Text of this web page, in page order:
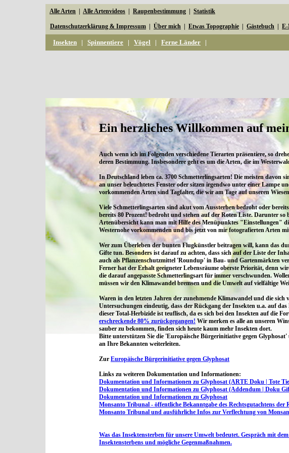
Alle Arten Alle Artenvideos Raupenbestimmung Statistik
Datenschutzerklärung & Impressum Über mich Etwas Topographie Gästebuch
Insekten | Spinnentiere | Vögel | Ferne Länder |
Ein herzliches Willkommen auf
Auch wenn ich im Folgenden verschiedene Tierarten präsentiere, so
deren Bestimmung. Insbesondere geht es um die Arten, die im
In Deutschland leben ca. 3700 Schmetterlingsarten! Die meisten davon
an unser beleuchtetes Fenster oder sitzen irgendwo unter einer Lampe
vorkommenden Arten sind Tagfalter, die wir am Tage auf unseren
Viele Schmetterlingsarten sind akut vom Aussterben bedroht oder
bereits 80 Prozent! bedroht und stehen auf der Roten Liste. Darunter
Artenübersicht kann man mit Hilfe des Menüpunktes "Einstellungen"
Westernohe vorkommenden und bis jetzt von mir fotografierten Arten
Wer zum Überleben der bunten Flugkünstler beitragen will, kann das
Gifte tun. Besonders ist darauf zu achten, dass sich auf der Liste der
auch als Pflanzenschutzmittel 'Roundup' in Bau- und Gartenmärkten
Ferner hat der Erhalt geeigneter Lebensräume oberste Priorität, denn
die darauf angepasste Schmetterlingsart für immer verschwunden.
müssen wir den Klimawandel bremsen und die Umwelt auf vielfältige
Waren in den letzten Jahren der zunehmende Klimawandel und die
Untersuchungen eindeutig, dass der Rückgang der Insekten u.a. auf
dieser Total-Herbizide ist teuflisch, da es sich bei den Insekten auf die
erschreckende 80% zurückgegangen! Wir merken es alle an unseren
sauber zu bekommen, finden sich heute kaum mehr Insekten dort.
Bitte unterstützen Sie die 'Europäische Bürgerinitiative gegen
an Ihre Bekannten weiterleiten.
Zur Europäische Bürgerinitiative gegen Glyphosat
Links zu weiteren Dokumentation und Informationen:
Dokumentation und Informationen zu Glyphosat (ARTE Doku | Tote
Dokumentation und Informationen zu Glyphosat (Addendum | Doku
Dokumentation und Informationen zu Glyphosat
Monsanto Tribunal - öffentliche Bekanntgabe des Rechtsgutachtens
Monsanto Tribunal und ausführliche Infos zur Verflechtung von
Was das Insektensterben für unsere Umwelt bedeutet. Gespräch mit
Insektensterbens und mögliche Gegenmaßnahmen.